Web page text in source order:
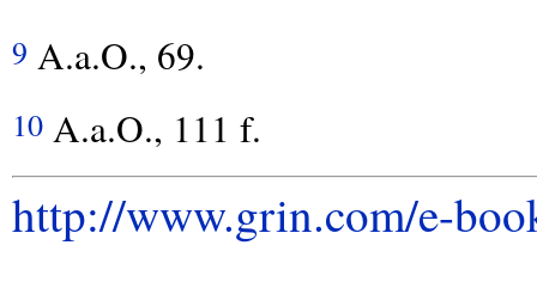
9 A.a.O., 69.
10 A.a.O., 111 f.
http://www.grin.com/e-